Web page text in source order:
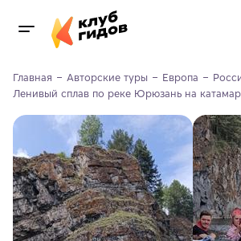
Главная Авторские туры Европа
Ленивый сплав по реке Юрюзань на